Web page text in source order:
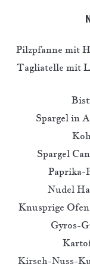
Pilzpfanne mit
Tagliatelle mit
Spargel in
Spargel
Paprika-
Nudel
Knusprige
Gyros-
Kirsch-Nuss-